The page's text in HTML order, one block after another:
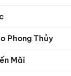
Phong Thủy
Mãi